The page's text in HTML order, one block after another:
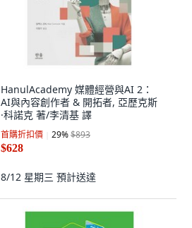
HanulAcademy 媒體經營與AI 2：
AI與內容創作者 & 開拓者, 亞歷克斯
·科諾克 著/李清基 譯
首購折扣價 29%$893
$628
8/12 星期三 預計送達